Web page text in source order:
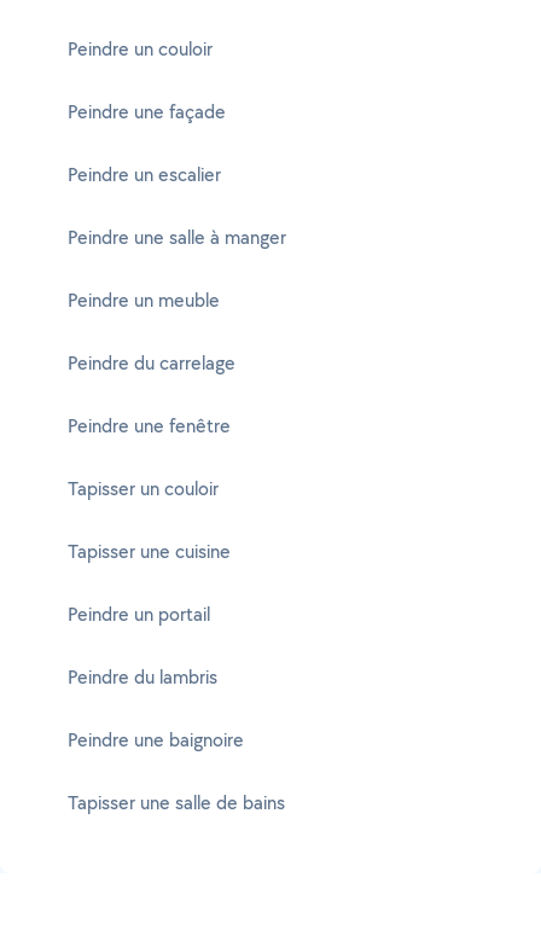
Peindre un couloir
Peindre une façade
Peindre un escalier
Peindre une salle à manger
Peindre un meuble
Peindre du carrelage
Peindre une fenêtre
Tapisser un couloir
Tapisser une cuisine
Peindre un portail
Peindre du lambris
Peindre une baignoire
Tapisser une salle de bains